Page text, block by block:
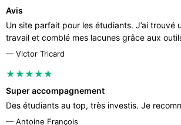
Avis
Un site parfait pour les étudiants. J’ai trouvé
travail et comblé mes lacunes grâce aux
— Victor Tricard
★★★★★
Super accompagnement
Des étudiants au top, très investis. Je
— Antoine François